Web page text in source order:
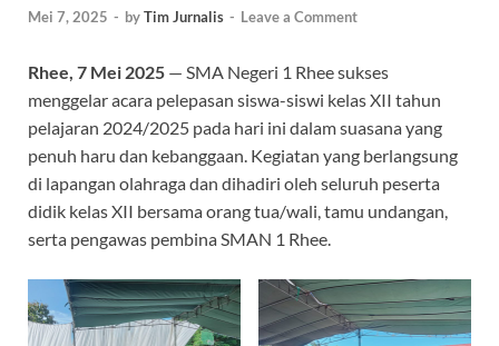
Mei 7, 2025 - byTim Jurnalis - Leave a Comment
Rhee, 7 Mei 2025 — SMA Negeri 1 Rhee sukses
menggelar acara pelepasan siswa-siswi kelas XII tahun
pelajaran 2024/2025 pada hari ini dalam suasana yang
penuh haru dan kebanggaan. Kegiatan yang berlangsung
di lapangan olahraga dan dihadiri oleh seluruh peserta
didik kelas XII bersama orang tua/wali, tamu undangan,
serta pengawas pembina SMAN 1 Rhee.